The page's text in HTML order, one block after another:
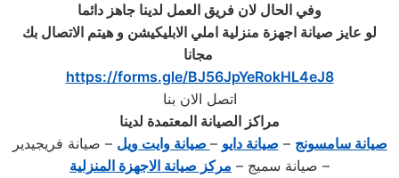
وفي الحال لان فريق العمل لدينا جاهز دائما
لو عايز صيانة اجهزة منزلية املي الابليكيشن و هيتم الاتصال بك
مجانا
https://forms.gle/BJ56JpYeRokHL4eJ8
اتصل الان بنا
مراكز الصيانة المعتمدة لدينا
صيانة سامسونج – صيانة دايو – صيانة وايت ويل – صيانة فريجيدير
– صيانة سميج – مركز صيانة الاجهزة المنزلية